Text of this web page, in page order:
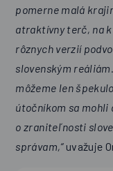
pomerne malá
atraktívny terč, na
rôznych verzií
slovenským
môžeme len
útočníkom sa
o zraniteľnosti
správam,“uvažuje